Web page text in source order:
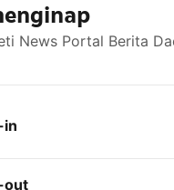
News Portal Berita
in
out